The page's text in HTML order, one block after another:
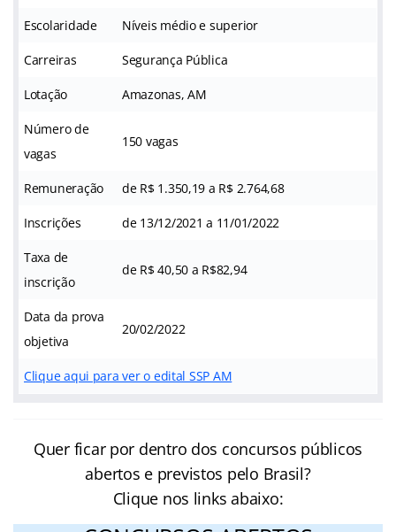
Escolaridade Níveis médio e superior
Carreiras Segurança Pública
Lotação Amazonas, AM
Número de
vagas
150 vagas
Remuneração de R$ 1.350,19 a R$ 2.764,68
Inscrições de 13/12/2021 a 11/01/2022
Taxa de
inscrição
de R$ 40,50 a R$82,94
Data da prova
objetiva
20/02/2022
Clique aqui para ver o edital SSP AM
Quer ficar por dentro dos concursos públicos
abertos e previstos pelo Brasil?
Clique nos links abaixo: